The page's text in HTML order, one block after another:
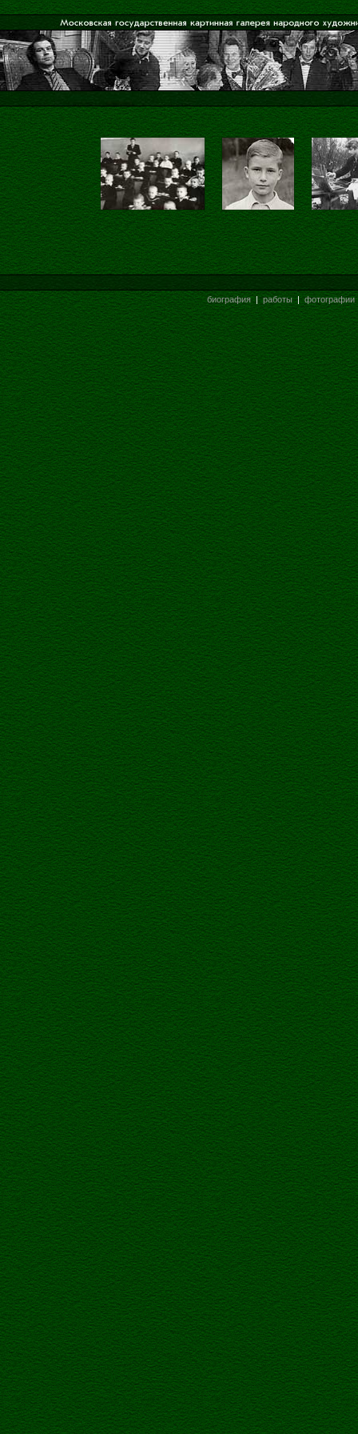
биография|работы| фотографии